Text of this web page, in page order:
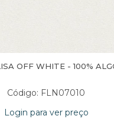
OFF WHITE - 100%
Código: FLN07010
Login para ver preço